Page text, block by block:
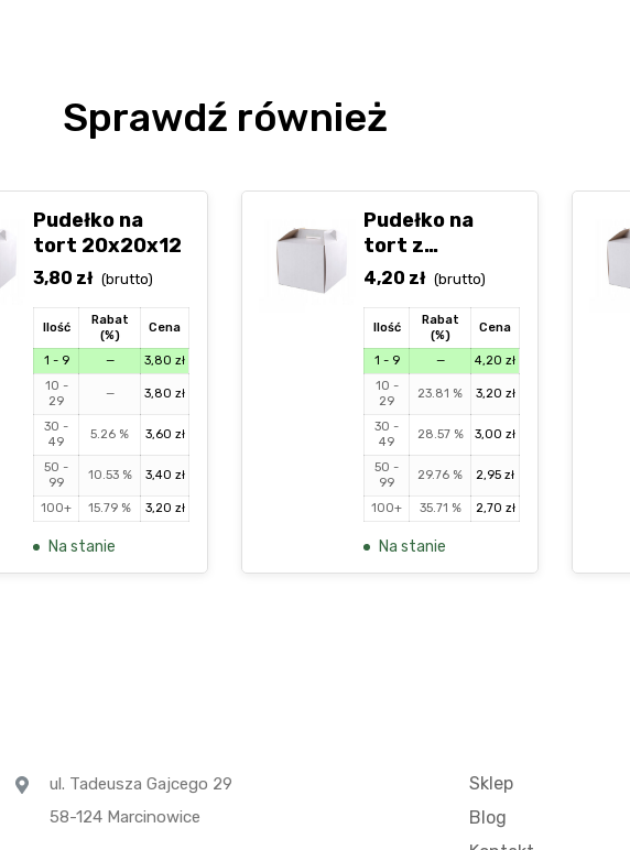
Sprawdź również
Pudełko na
tort 20x20x12
3,80 zł (brutto)
Ilość
Rabat
(%)
Cena
1 - 9 — 3,80zł
10 -
29
— 3,80zł
30 -
49
5.26 % 3,60 zł
50 -
99
10.53 % 3,40 zł
100+ 15.79 % 3,20 zł
Na stanie
Pudełko na
tort z
uchwytem
4,20 zł (brutto)
Ilość
Rabat
(%)
Cena
1 - 9 — 4,20zł
10 -
29
23.81 % 3,20 zł
30 -
49
28.57 % 3,00zł
50 -
99
29.76 % 2,95zł
100+ 35.71 % 2,70 zł
Na stanie
ul. Tadeusza Gajcego 29
58-124 Marcinowice
Sklep
Blog